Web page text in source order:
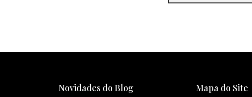
Novidades do Blog Mapa do Site